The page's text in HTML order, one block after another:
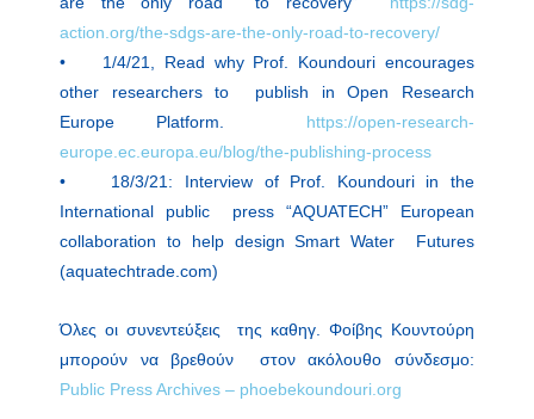
action.org/the-sdgs-are-the-only-road-to-recovery/
• 1/4/21, Read why Prof. Koundouri encourages
other researchers to publish in Open Research
Europe Platform. https://open-research-
europe.ec.europa.eu/blog/the-publishing-process
• 18/3/21: Interview of Prof. Koundouri in the
International public press “AQUATECH” European
collaboration to help design Smart Water Futures
(aquatechtrade.com)
Όλες οι συνεντεύξεις της καθηγ. Φοίβης Κουντούρη
μπορούν να βρεθούν στον ακόλουθο σύνδεσμο:
Public Press Archives – phoebekoundouri.org